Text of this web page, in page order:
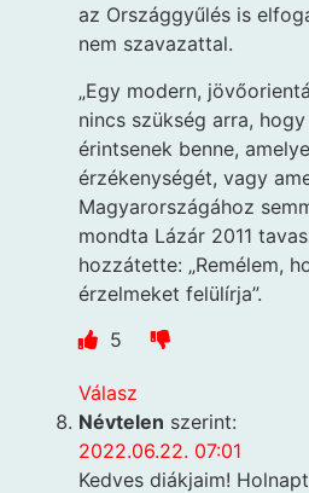
az Országgyűlés is
nem szavazattal.
„Egy modern,
nincs szükség arra,
érintsenek benne,
érzékenységét, vagy
Magyarországához
mondta Lázár 2011
hozzátette: „Remélem,
érzelmeket felülírja”.
5
Válasz
Névtelen szerint:
2022.06.22. 07:01
Kedves diákjaim!